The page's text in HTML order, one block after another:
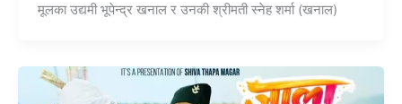
मूलका उद्यमी भूपेन्द्र खनाल र उनकी श्रीमती स्नेह शर्मा (खनाल)